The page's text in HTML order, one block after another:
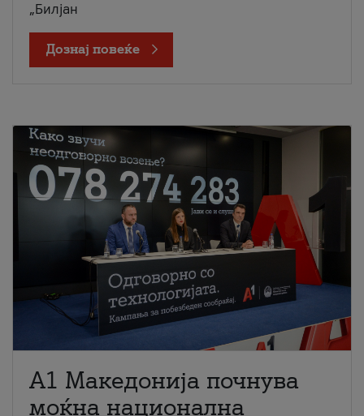
„Билјан
Дознај повеќе
A1 Македонија почнува
моќна национална